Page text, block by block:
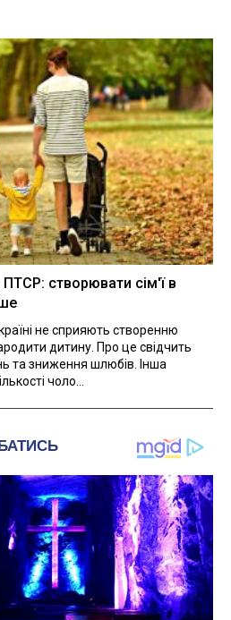
ПТСР: створювати сім'ї в
не сприяють створенню
дитину. Про це свідчить
та зниження шлюбів. Інша
чоло...